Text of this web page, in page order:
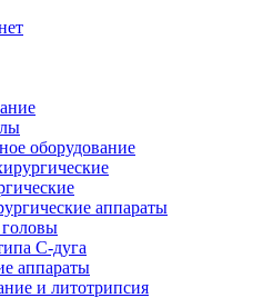
оборудование
аппараты
С-дуга
аппараты
и литотрипсия